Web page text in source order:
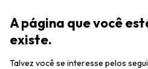
A página que você
existe.
Talvez você se interesse pelos